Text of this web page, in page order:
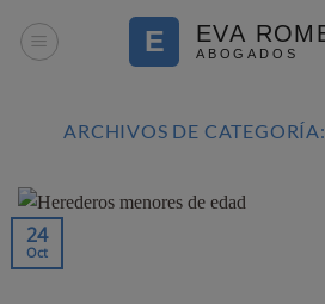
ARCHIVOS DE CATEGORÍA:
24
Oct